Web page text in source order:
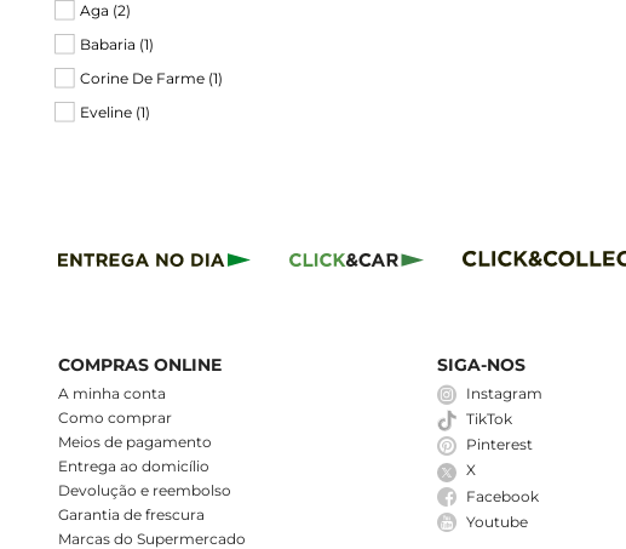
Aga (2)
Babaria (1)
Corine De Farme (1)
Eveline (1)
COMPRAS ONLINE
A minha conta
Como comprar
Meios de pagamento
Entrega ao domicílio
Devolução e reembolso
Garantia de frescura
Marcas do Supermercado
SIGA-NOS
Instagram
TikTok
Pinterest
X
Facebook
Youtube